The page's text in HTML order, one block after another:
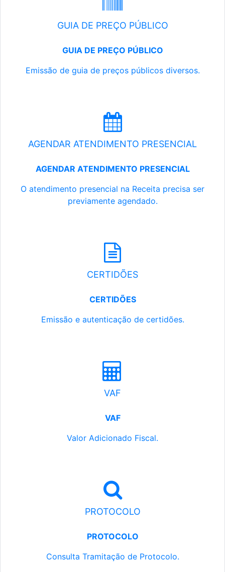
GUIA DE PREÇO PÚBLICO
GUIA DE PREÇO PÚBLICO
Emissão de guia de preços públicos diversos.
AGENDAR ATENDIMENTO PRESENCIAL
AGENDAR ATENDIMENTO PRESENCIAL
O atendimento presencial na Receita precisa ser
previamente agendado.
CERTIDÕES
CERTIDÕES
Emissão e autenticação de certidões.
VAF
VAF
Valor Adicionado Fiscal.
PROTOCOLO
PROTOCOLO
Consulta Tramitação de Protocolo.